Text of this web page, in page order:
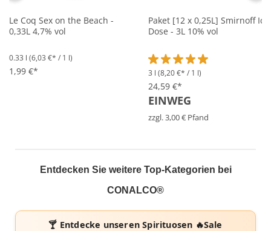
Le Coq Sex on the Beach -
0,33L 4,7% vol
0.33 l (6,03 €* / 1 l)
1,99 €*
Paket [12 x 0,25L] Smirnoff Ice
Dose - 3L 10% vol
Durchschnittliche
3 l (8,20 €* / 1 l)
24,59 €*
EINWEG
zzgl. 3,00 € Pfand
Entdecken Sie weitere Top-Kategorien bei
CONALCO®
🍸 Entdecke unserenSpirituosen 🔥Sale